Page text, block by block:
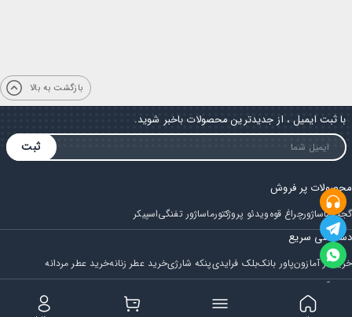
بازگشت به بالا
با ثبت ایمیل ، از جدیدترین محصولات باخبر شوید.
ثبت
محصولات پر فروش
گجتماساژورچراغ قوهویدئو پروژکتورماساژور تفنگیاسپیکر
دسترسی سریع
خرید از آمازونپاور بانکبلک فرایدیپنکه شارژیخرید عطر زنانهخرید عطر مردانه
فروشگاه
مجله ایران بابا قوانین و مقررات سوالات متداول